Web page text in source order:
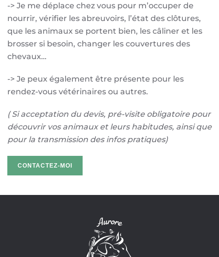
-> Je me déplace chez vous pour m’occuper de
nourrir, vérifier les abreuvoirs, l’état des clôtures,
que les animaux se portent bien, les câliner et les
brosser si besoin, changer les couvertures des
chevaux…
-> Je peux également être présente pour les
rendez-vous vétérinaires ou autres.
( Si acceptation du devis, pré-visite obligatoire pour
découvrir vos animaux et leurs habitudes, ainsi que
pour la transmission des infos pratiques)
CONTACTEZ-MOI